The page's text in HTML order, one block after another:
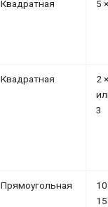
Квадратная 5
Квадратная
2
3
Прямоугольная